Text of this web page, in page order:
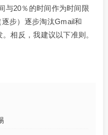
与20％的时间作为时间限
逐步）逐步淘汰Gmail和
相反，我建议以下准则。